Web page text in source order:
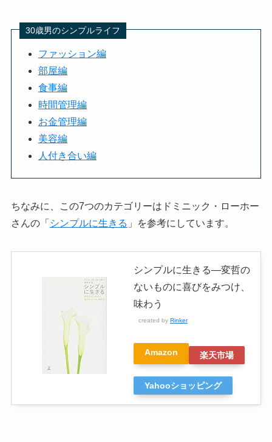
30歳男のシンプルライフ
ファッション編
部屋編
食事編
時間管理編
お金管理編
美容編
人付き合い編
ちなみに、この7つのカテゴリーはドミニック・ローホー
さんの「 シンプルに生きる 」を参考にしています。
シンプルに生きる―変哲の
ないものに喜びをみつけ、
味わう
created by Rinker
Amazon 楽天市場
Yahooショッピング